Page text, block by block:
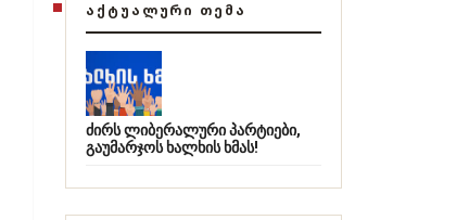
ᲐᲥᲢᲣᲐᲚᲣᲠᲘ ᲗᲔᲛᲐ
ძირს ლიბერალური პარტიები,
გაუმარჯოს ხალხის ხმას!